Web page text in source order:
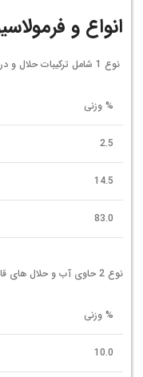
انواع و
نوع 1 شامل ترکیبات حلال و درصد کمی مواد روغنی است.
% وزنی
2.5
14.5
83.0
نوع 2 حاوی آب و حلال های قابل اختلاط در آب است.
% وزنی
10.0